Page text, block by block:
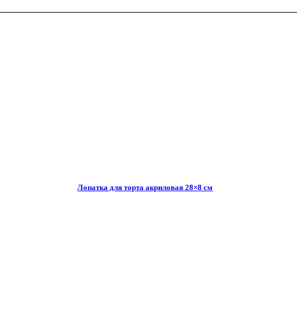
Лопатка для торта акриловая 28×8 см